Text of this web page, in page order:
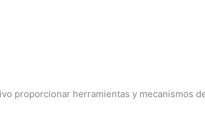
proporcionar herramientas y mecanismos